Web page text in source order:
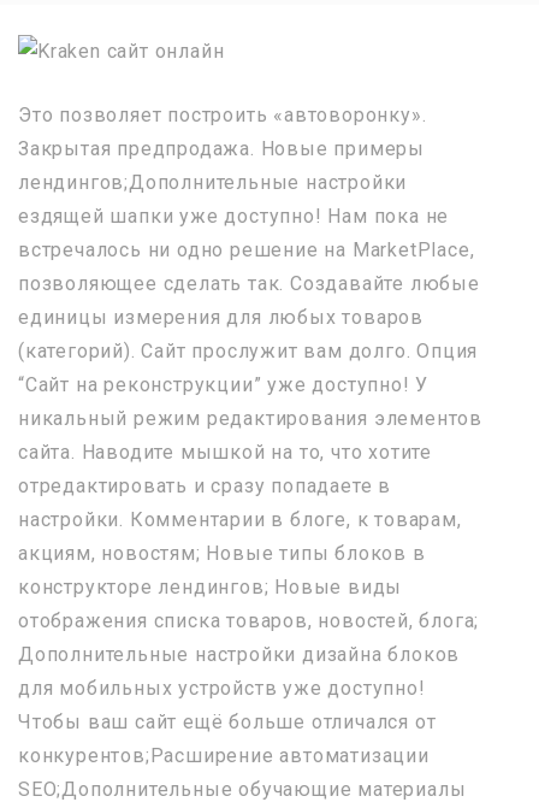
Это позволяет построить «автоворонку».
Закрытая предпродажа. Новые примеры
лендингов;Дополнительные настройки
ездящей шапки уже доступно! Нам пока не
встречалось ни одно решение на MarketPlace,
позволяющее сделать так. Создавайте любые
единицы измерения для любых товаров
(категорий). Сайт прослужит вам долго. Опция
“Сайт на реконструкции” уже доступно! У
никальный режим редактирования элементов
сайта. Наводите мышкой на то, что хотите
отредактировать и сразу попадаете в
настройки. Комментарии в блоге, к товарам,
акциям, новостям; Новые типы блоков в
конструкторе лендингов; Новые виды
отображения списка товаров, новостей, блога;
Дополнительные настройки дизайна блоков
для мобильных устройств уже доступно!
Чтобы ваш сайт ещё больше отличался от
конкурентов;Расширение автоматизации
SEO;Дополнительные обучающие материалы